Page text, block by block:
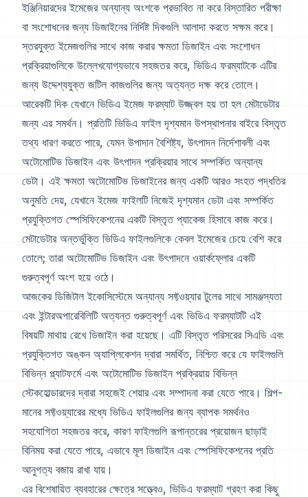
ইঞ্জিনিয়ারদের ইমেজের অন্যান্য অংশকে প্রভাবিত না করে বিস্তারিত পরীক্ষা
বা সংশোধনের জন্য ডিজাইনের নির্দিষ্ট দিকগুলি আলাদা করতে সক্ষম করে।
স্তরযুক্ত ইমেজগুলির সাথে কাজ করার ক্ষমতা ডিজাইন এবং সংশোধন
প্রক্রিয়াগুলিকে উল্লেখযোগ্যভাবে সহজতর করে, ভিডিএ ফরম্যাটকে এটির
জন্য উদ্দেশ্যযুক্ত জটিল কাজগুলির জন্য অত্যন্ত দক্ষ করে তোলে।
আরেকটি দিক যেখানে ভিডিএ ইমেজ ফরম্যাট উজ্জ্বল হয় তা হল মেটাডেটার
জন্য এর সমর্থন। প্রতিটি ভিডিএ ফাইল দৃশ্যমান উপস্থাপনার বাইরে বিস্তৃত
তথ্য ধারণ করতে পারে, যেমন উপাদান বৈশিষ্ট্য, উৎপাদন নির্দেশাবলী এবং
অটোমোটিভ ডিজাইন এবং উৎপাদন প্রক্রিয়ার সাথে সম্পর্কিত অন্যান্য
ডেটা। এই ক্ষমতা অটোমোটিভ ডিজাইনের জন্য একটি আরও সংহত পদ্ধতির
অনুমতি দেয়, যেখানে ইমেজ ফাইলটি নিজেই দৃশ্যমান ডেটা এবং সম্পর্কিত
প্রযুক্তিগত স্পেসিফিকেশনের একটি বিস্তৃত প্যাকেজ হিসাবে কাজ করে।
মেটাডেটার অন্তর্ভুক্তি ভিডিএ ফাইলগুলিকে কেবল ইমেজের চেয়ে বেশি করে
তোলে; তারা অটোমোটিভ ডিজাইন এবং উৎপাদনে ওয়ার্কফ্লোর একটি
গুরুত্বপূর্ণ অংশ হয়ে ওঠে।
আজকের ডিজিটাল ইকোসিস্টেমে অন্যান্য সফ্টওয়্যার টুলের সাথে সামঞ্জস্যতা
এবং ইন্টারঅপারেবিলিটি অত্যন্ত গুরুত্বপূর্ণ এবং ভিডিএ ফরম্যাটটি এই
বিষয়টি মাথায় রেখে ডিজাইন করা হয়েছে। এটি বিস্তৃত পরিসরের সিএডি এবং
প্রযুক্তিগত অঙ্কন অ্যাপ্লিকেশন দ্বারা সমর্থিত, নিশ্চিত করে যে ফাইলগুলি
বিভিন্ন প্ল্যাটফর্মে এবং অটোমোটিভ ডিজাইন প্রক্রিয়ায় বিভিন্ন
স্টেকহোল্ডারদের দ্বারা সহজেই শেয়ার এবং সম্পাদনা করা যেতে পারে। শিল্প-
মানের সফ্টওয়্যারের মধ্যে ভিডিএ ফাইলগুলির জন্য ব্যাপক সমর্থনও
সহযোগিতা সহজতর করে, কারণ ফাইলগুলি রূপান্তরের প্রয়োজন ছাড়াই
বিনিময় করা যেতে পারে, এভাবে মূল ডিজাইন এবং স্পেসিফিকেশনের প্রতি
আনুগত্য বজায় রাখা যায়।
এর বিশেষায়িত ব্যবহারের ক্ষেত্রে সত্ত্বেও, ভিডিএ ফরম্যাট গ্রহণ করা কিছু